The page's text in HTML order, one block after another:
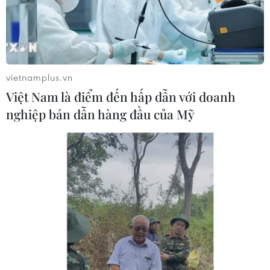
Tổng thống Nga thay đổi vị
trí các chỉ huy tại mặt trận Ukraine
05/08/2026 15:26
Đâm dao ở trung tâm London, một
nữ nghi phạm bị bắt giữ
05/08/2026 15:07
Nhiều chuyến bay tại Đức chuyển
hướng do vật thể bay gần đường
05/08/2026 10:54
Dự luật trừng phạt Nga của
vietnamplus.vn
Việt Nam là điểm đến hấp dẫn với doanh
nghiệp bán dẫn hàng đầu của Mỹ